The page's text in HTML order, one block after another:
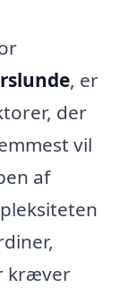
, er
der
vil
af
kræver